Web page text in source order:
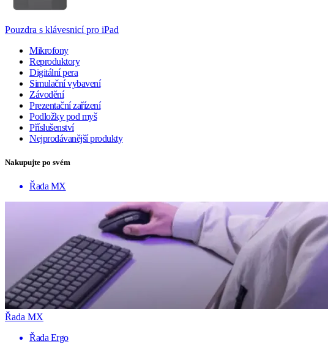
Pouzdra s klávesnicí pro iPad
Mikrofony
Reproduktory
Digitální pera
Simulační vybavení
Závodění
Prezentační zařízení
Podložky pod myš
Příslušenství
Nejprodávanější produkty
Nakupujte po svém
Řada MX
Řada MX
Řada Ergo